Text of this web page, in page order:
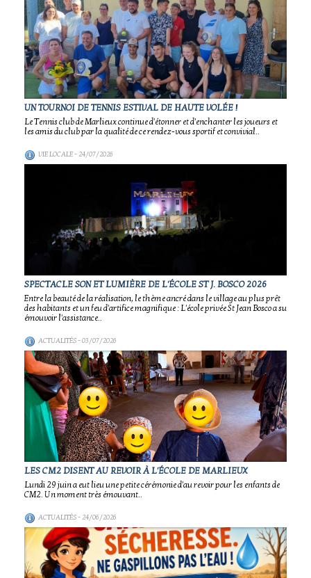
UN TOURNOI DE TENNIS ESTIVAL DE HAUTE VOLÉE !
Le Tennis club de Marlieux continue d'étonner et d'enchanter les joueurs et
les amis du club par la qualité de ce rendez-vous sportif et convivial..
VIE LOCALE- 24/07/2026
SPECTACLE SON ET LUMIÈRE DE L'ÉCOLE ST J. BOSCO 2026
Entre la beauté de la réalisation, le thème ancré dans le village au plus prêt
des habitants et un feu d'artifice magnifique : L'école privée St Jean Bosco a su
émouvoir l'assistance..
ACTUALITÉS- 03/07/2026
LES CM2 DISENT AU REVOIR À L'ÉCOLE DE MARLIEUX
Lundi 29 juin a eut lieu une petite cérémonie d'au revoir pour les enfants de
CM2. Un moment très émouvant..
ACTUALITÉS- 24/06/2026